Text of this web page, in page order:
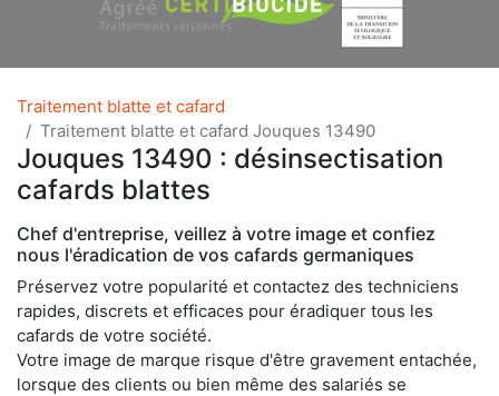
Traitement blatte et cafard
Traitement blatte et cafard Jouques 13490
Jouques 13490 : désinsectisation
cafards blattes
Chef d'entreprise, veillez à votre image et confiez
nous l'éradication de vos cafards germaniques
Préservez votre popularité et contactez des techniciens
rapides, discrets et efficaces pour éradiquer tous les
cafards de votre société.
Votre image de marque risque d'être gravement entachée,
lorsque des clients ou bien même des salariés se